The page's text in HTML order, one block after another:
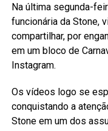
Na última segunda-
funcionária da Stone,
compartilhar, por
em um bloco de
Instagram.
Os vídeos logo se
conquistando a
Stone em um dos